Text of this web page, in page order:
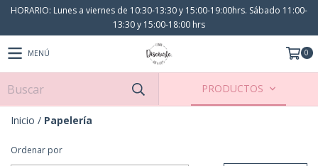
HORARIO: Lunes a viernes de 10:30-13:30 y 15:00-19:00hrs. Sábado 11:00-
13:30 y 15:00-18:00 hrs
MENÚ 0
PRODUCTOS
Inicio / Papelería
Ordenar por